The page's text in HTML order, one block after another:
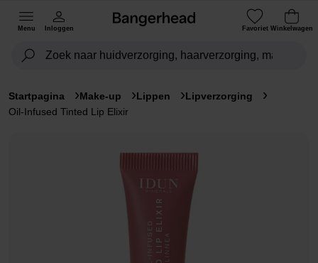
Menu Inloggen Favoriet Winkelwagen
Startpagina Make-up Lippen
Lipverzorging
Oil-Infused Tinted Lip Elixir